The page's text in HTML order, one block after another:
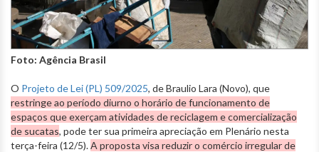
Foto: Agência Brasil
O Projeto de Lei (PL) 509/2025, de Braulio Lara (Novo), que
restringe ao período diurno o horário de funcionamento de
espaços que exerçam atividades de reciclagem e comercialização
de sucatas, pode ter sua primeira apreciação em Plenário nesta
terça-feira (12/5).A proposta visa reduzir o comércio irregular de